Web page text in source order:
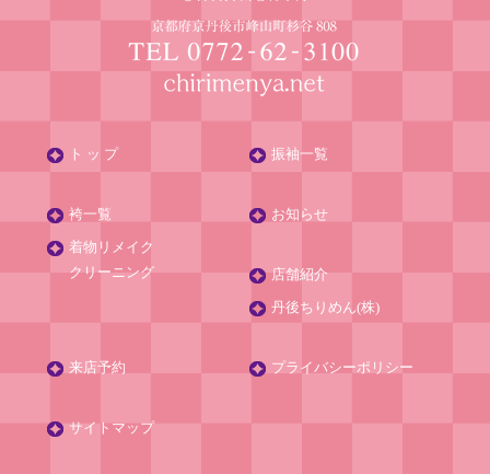
ト ッ プ 振袖一覧
袴一覧
着物リメイク
クリーニング
お知らせ
店舗紹介
丹後ちりめん(株)
来店予約 プライバシーポリシー
サイトマップ